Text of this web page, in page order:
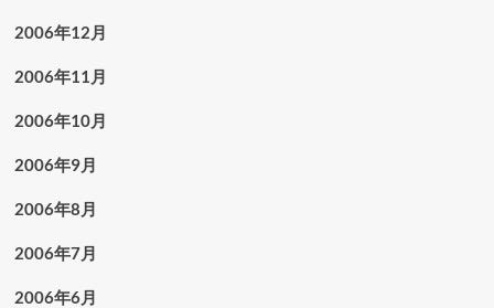
2006年12月
2006年11月
2006年10月
2006年9月
2006年8月
2006年7月
2006年6月